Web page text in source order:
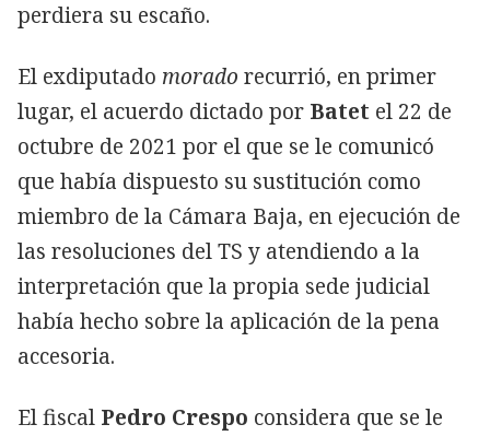
perdiera su escaño.
El exdiputado morado recurrió, en primer
lugar, el acuerdo dictado por Batet el 22 de
octubre de 2021 por el que se le comunicó
que había dispuesto su sustitución como
miembro de la Cámara Baja, en ejecución de
las resoluciones del TS y atendiendo a la
interpretación que la propia sede judicial
había hecho sobre la aplicación de la pena
accesoria.
El fiscal Pedro Crespo considera que se le